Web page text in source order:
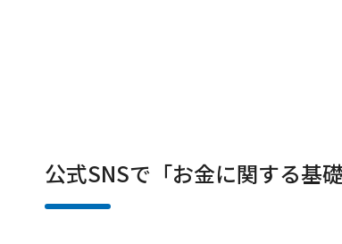
公式SNSで「お金に関する基